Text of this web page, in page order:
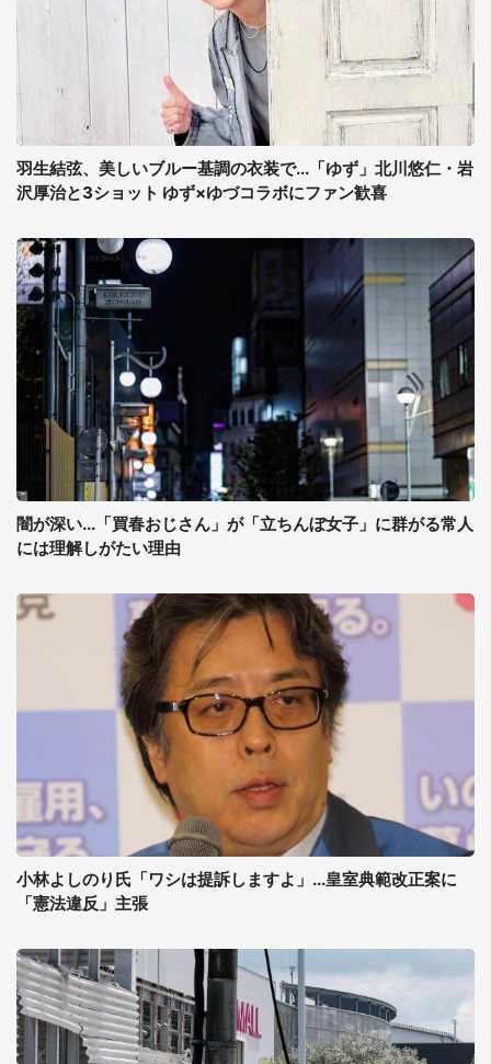
羽生結弦、美しいブルー基調の衣装で...「ゆず」北川悠仁・岩
沢厚治と3ショット ゆず×ゆづコラボにファン歓喜
闇が深い...「買春おじさん」が「立ちんぼ女子」に群がる常人
には理解しがたい理由
小林よしのり氏「ワシは提訴しますよ」...皇室典範改正案に
「憲法違反」主張